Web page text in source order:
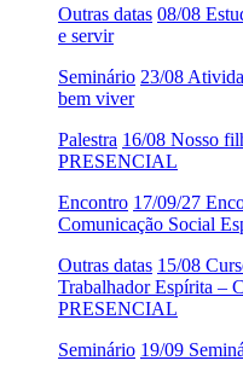
Outras datas 08/08
e servir
Seminário 23/08
bem viver
Palestra 16/08 Nosso
PRESENCIAL
Encontro 17/09/27
Comunicação Social
Outras datas 15/08
Trabalhador Espírita –
PRESENCIAL
Seminário 19/09